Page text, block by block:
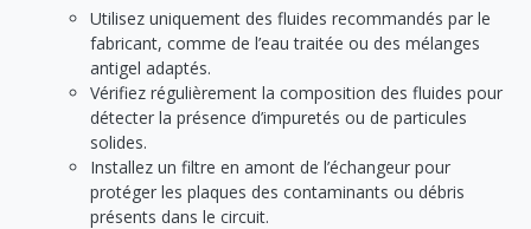
Utilisez uniquement des fluides recommandés par le
fabricant, comme de l’eau traitée ou des mélanges
antigel adaptés.
Vérifiez régulièrement la composition des fluides pour
détecter la présence d’impuretés ou de particules
solides.
Installez un filtre en amont de l’échangeur pour
protéger les plaques des contaminants ou débris
présents dans le circuit.